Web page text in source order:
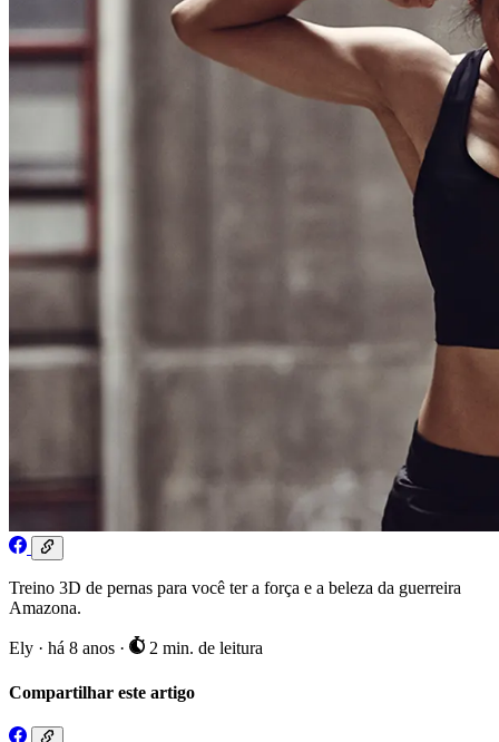
Treino 3D de pernas para você ter a força e a beleza da guerreira
Amazona.
Ely · há 8 anos · 2 min. de leitura
Compartilhar este artigo